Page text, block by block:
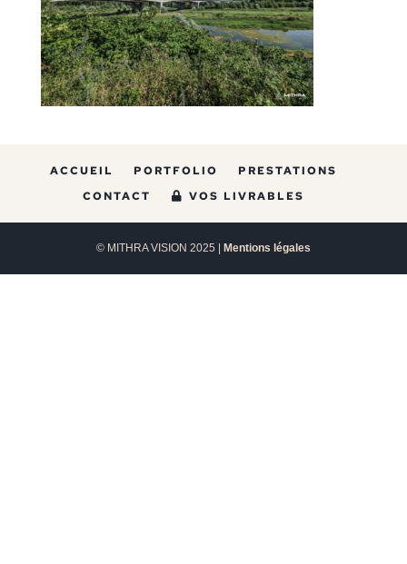
ACCUEIL PORTFOLIO
PRESTATIONS
CONTACT
VOS LIVRABLES
© MITHRA VISION 2025 | Mentions légales